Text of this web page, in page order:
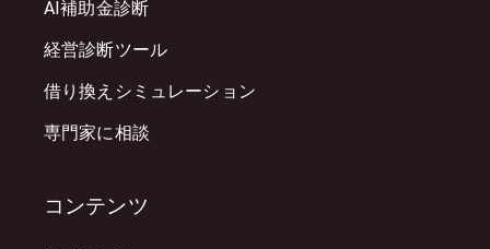
AI補助金診断
経営診断ツール
借り換えシミュレーション
専門家に相談
コンテンツ